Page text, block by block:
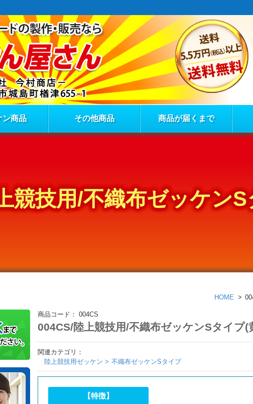
ン商品 その他商品 商品が届くまで
競技用/不織布ゼッケン
HOME
商品コード： 004CS
004CS/陸上競技用/不織布ゼッケンSタイプ(
関連カテゴリ：
陸上競技用ゼッケン
不織布ゼッケンSタイプ
【特徴】